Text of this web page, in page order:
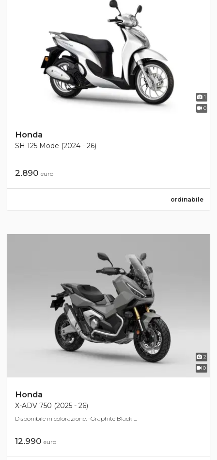
1
0
Honda
SH 125 Mode (2024 - 26)
2.890 euro
ordinabile
2
0
Honda
X-ADV 750 (2025 - 26)
Disponibile in colorazione: -Graphite Black ...
12.990 euro